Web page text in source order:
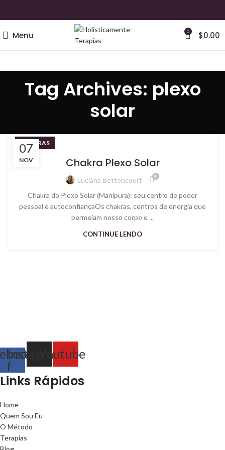
Menu 0 $0.00
Tag Archives: plexo
solar
07
NOV
CHAKRAS
Chakra Plexo Solar
Luciana Bettencourt 0
Chakra do Plexo Solar (Manipura): seu centro de poder
pessoal e autoconfiançaOs chakras, centros de energia que
permeiam nosso corpo e ...
CONTINUE LENDO
f
InstagramYoutube
Links Rápidos
Home
Quem Sou Eu
O Método
Terapias